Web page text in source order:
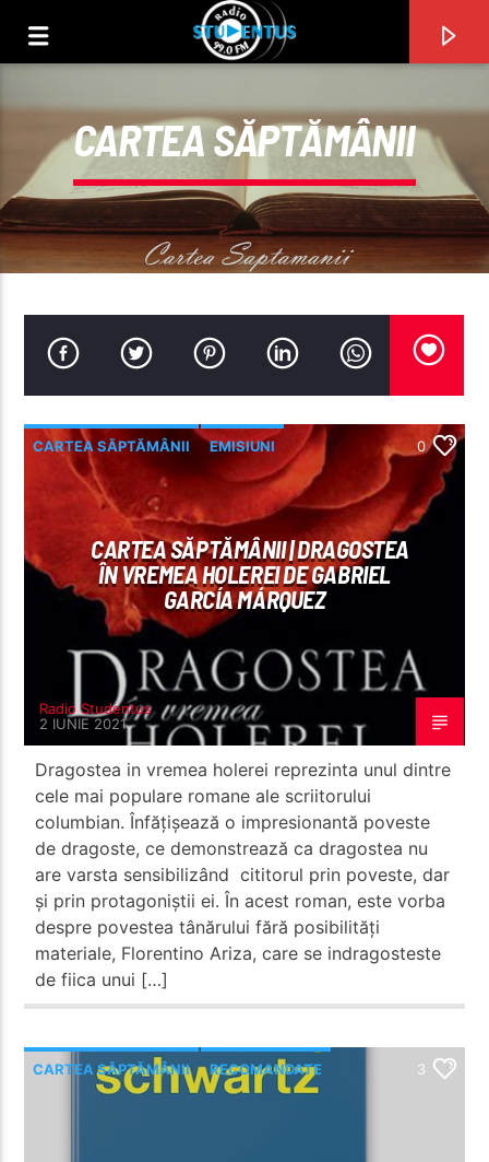
TITLU
ARTIST
Radio Studentus
CARTEA SĂPTĂMÂNII
CARTEA SĂPTĂMÂNII EMISIUNI
RECOMANDATE
0
CARTEA SĂPTĂMÂNII | DRAGOSTEA
ÎN VREMEA HOLEREI DE GABRIEL
GARCÍA MÁRQUEZ
Radio Studentus
2 IUNIE 2021
Dragostea in vremea holerei reprezinta unul dintre
cele mai populare romane ale scriitorului
columbian. Înfățișează o impresionantă poveste
de dragoste, ce demonstrează ca dragostea nu
are varsta sensibilizând cititorul prin poveste, dar
și prin protagoniștii ei. În acest roman, este vorba
despre povestea tânărului fără posibilități
materiale, Florentino Ariza, care se indragosteste
de fiica unui […]
CARTEA SĂPTĂMÂNII RECOMANDATE 3